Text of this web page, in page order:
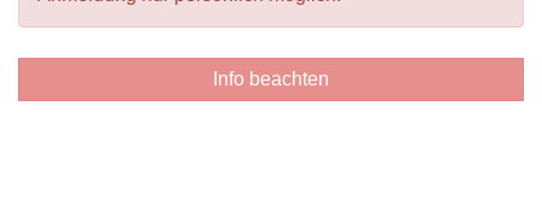
Info beachten